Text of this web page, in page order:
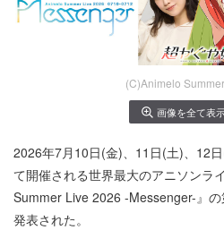
(C)Animelo
画像を全て表
2026年7月10日(金)、11日(土)、12
て開催される世界最大のアニソンラ
Summer Live 2026 -Messenger-』
発表された。